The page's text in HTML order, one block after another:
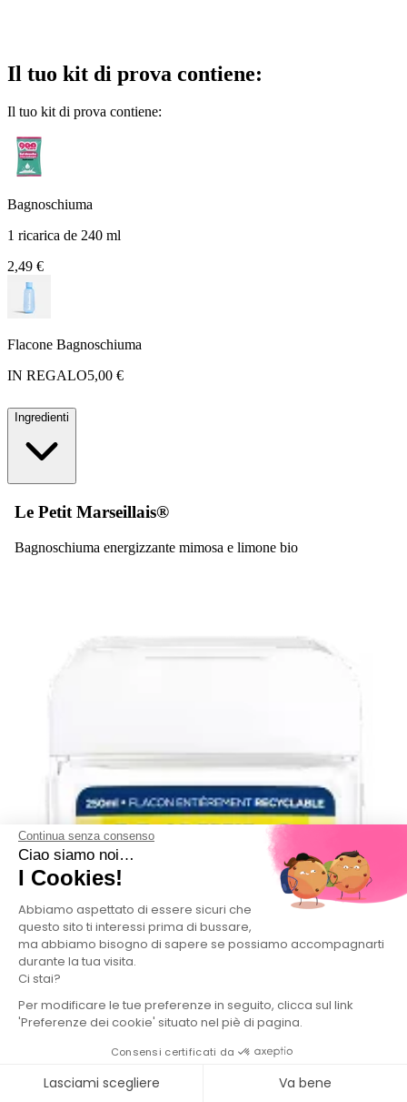
Continua senza consenso
Ciao siamo noi…
I Cookies!
Abbiamo aspettato di essere sicuri che
questo sito ti interessi prima di bussare,
ma abbiamo bisogno di sapere se possiamo accompagnarti
durante la tua visita.
Ci stai?
Per modificare le tue preferenze in seguito, clicca sul link
'Preferenze dei cookie' situato nel piè di pagina.
Consensi certificati da
Lasciami scegliere Va bene
Il tuo kit di prova contiene:
Il tuo kit di prova contiene:
Bagnoschiuma
1 ricarica de 240 ml
2,49 €
Flacone Bagnoschiuma
IN REGALO5,00 €
Ingredienti
Le Petit Marseillais®
Bagnoschiuma energizzante mimosa e limone bio